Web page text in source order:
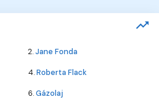
2.Jane Fonda
4.Roberta Flack
6.Gázolaj